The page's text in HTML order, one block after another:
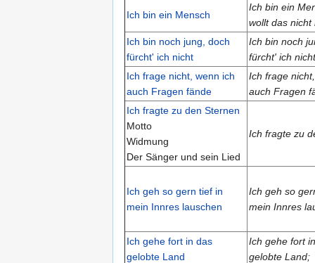
Ich bin ein Mensch
Ich bin ein
wollt das nicht
Ich bin noch jung, doch
fürcht' ich nicht
Ich bin noch
fürcht' ich nicht
Ich frage nicht, wenn ich
auch Fragen fände
Ich frage
auch Fragen
Ich fragte zu den Sternen
Motto
Widmung
Der Sänger und sein Lied
Ich fragte zu
Ich geh so gern tief in
mein Innres lauschen
Ich geh so
mein Innres
Ich gehe fort in das
gelobte Land
Ich gehe fort
gelobte Land;